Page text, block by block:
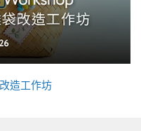
造工作坊